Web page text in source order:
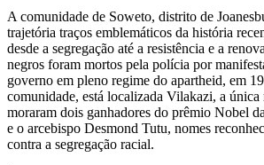
A comunidade de Soweto, distrito de
trajetória traços emblemáticos da história
desde a segregação até a resistência e a
negros foram mortos pela polícia por
governo em pleno regime do apartheid, em
comunidade, está localizada Vilakazi, a
moraram dois ganhadores do prêmio Nobel
e o arcebispo Desmond Tutu, nomes
contra a segregação racial.